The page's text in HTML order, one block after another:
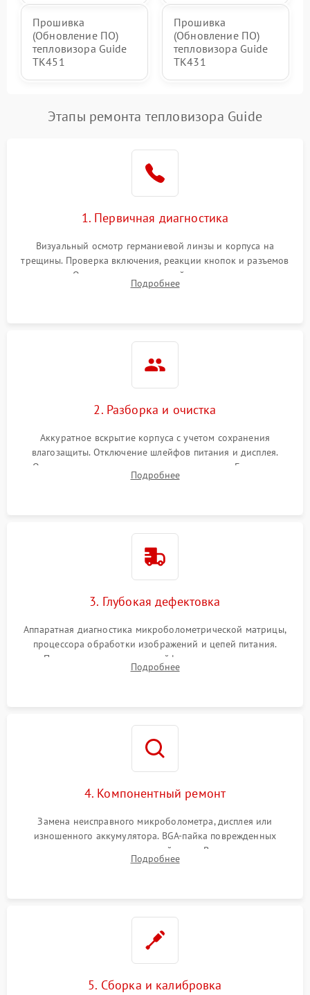
Прошивка
(Обновление ПО)
тепловизора Guide
TK451
Прошивка
(Обновление ПО)
тепловизора Guide
TK431
Этапы ремонта тепловизора Guide
1. Первичная диагностика
Визуальный осмотр германиевой линзы и корпуса на
трещины. Проверка включения, реакции кнопок и разъемов
зарядки. Оценка вывода тепловой сигнатуры на экран,
проверка базовых функций и считывание системных
Подробнее
2. Разборка и очистка
Аккуратное вскрытие корпуса с учетом сохранения
влагозащиты. Отключение шлейфов питания и дисплея.
Очистка внутренних плат от окислов и пыли. Бережная
обработка германиевого объектива специализированными
Подробнее
3. Глубокая дефектовка
Аппаратная диагностика микроболометрической матрицы,
процессора обработки изображений и цепей питания.
Проверка целостности шлейфов, модуля памяти и
интерфейсов связи. Выявление сгоревших SMD-компонентов
Подробнее
4. Компонентный ремонт
Замена неисправного микроболометра, дисплея или
изношенного аккумулятора. BGA-пайка поврежденных
контроллеров на материнской плате. Восстановление
разъемов и кнопок, замена поврежденных элементов
Подробнее
5. Сборка и калибровка